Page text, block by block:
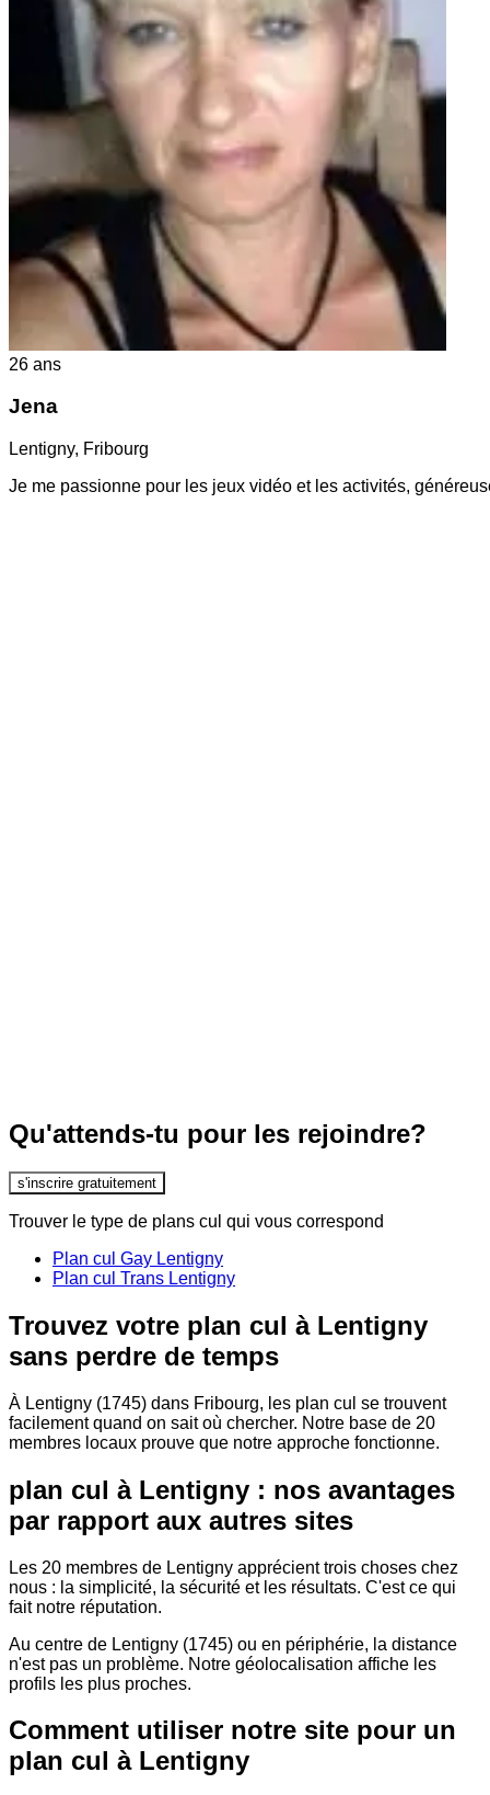
26 ans
Jena
Lentigny, Fribourg
Je me passionne pour les jeux vidéo et les activités,
Qu'attends-tu pour les rejoindre?
s'inscrire gratuitement
Trouver le type de plans cul qui vous correspond
Plan cul Gay Lentigny
Plan cul Trans Lentigny
Trouvez votre plan cul à Lentigny
sans perdre de temps
À Lentigny (1745) dans Fribourg, les plan cul se trouvent
facilement quand on sait où chercher. Notre base de 20
membres locaux prouve que notre approche fonctionne.
plan cul à Lentigny : nos avantages
par rapport aux autres sites
Les 20 membres de Lentigny apprécient trois choses chez
nous : la simplicité, la sécurité et les résultats. C'est ce qui
fait notre réputation.
Au centre de Lentigny (1745) ou en périphérie, la distance
n'est pas un problème. Notre géolocalisation affiche les
profils les plus proches.
Comment utiliser notre site pour un
plan cul à Lentigny